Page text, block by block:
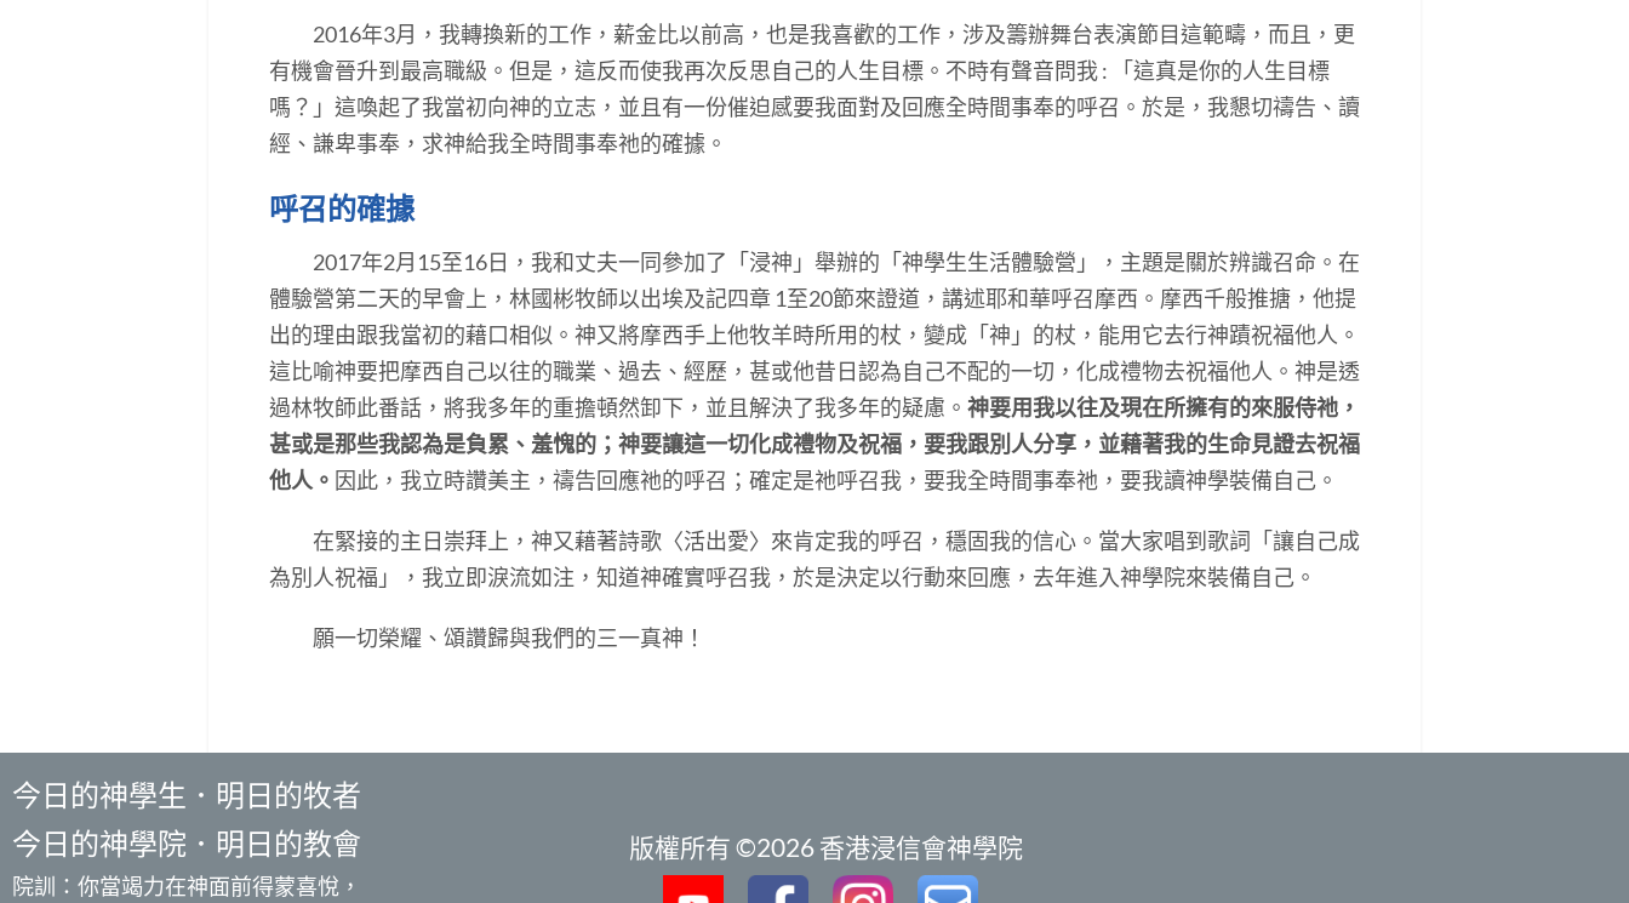
2016年3月，我轉換新的工作，薪金比以前高，也是我喜歡的工作，涉及籌辦舞台表演節目這範疇，而且，更
有機會晉升到最高職級。但是，這反而使我再次反思自己的人生目標。不時有聲音問我 : 「這真是你的人生目標
嗎？」這喚起了我當初向神的立志，並且有一份催迫感要我面對及回應全時間事奉的呼召。於是，我懇切禱告、讀
經、謙卑事奉，求神給我全時間事奉祂的確據。
呼召的確據
2017年2月15至16日，我和丈夫一同參加了「浸神」舉辦的「神學生生活體驗營」，主題是關於辨識召命。在
體驗營第二天的早會上，林國彬牧師以出埃及記四章 1至20節來證道，講述耶和華呼召摩西。摩西千般推搪，他提
出的理由跟我當初的藉口相似。神又將摩西手上他牧羊時所用的杖，變成「神」的杖，能用它去行神蹟祝福他人。
這比喻神要把摩西自己以往的職業、過去、經歷，甚或他昔日認為自己不配的一切，化成禮物去祝福他人。神是透
過林牧師此番話，將我多年的重擔頓然卸下，並且解決了我多年的疑慮。 神要用我以往及現在所擁有的來服侍祂，
甚或是那些我認為是負累、羞愧的；神要讓這一切化成禮物及祝福，要我跟別人分享，並藉著我的生命見證去祝福
他人。 因此，我立時讚美主，禱告回應祂的呼召；確定是祂呼召我，要我全時間事奉祂，要我讀神學裝備自己。
在緊接的主日崇拜上，神又藉著詩歌〈活出愛〉來肯定我的呼召，穩固我的信心。當大家唱到歌詞「讓自己成
為別人祝福」，我立即淚流如注，知道神確實呼召我，於是決定以行動來回應，去年進入神學院來裝備自己。
願一切榮耀、頌讚歸與我們的三一真神！
今日的神學生．明日的牧者
今日的神學院．明日的教會
院訓：你當竭力在神面前得蒙喜悅，
版權所有 ©2026 香港浸信會神學院